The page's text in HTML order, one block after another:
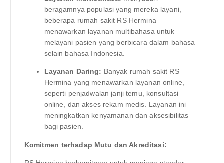
beragamnya populasi yang mereka layani,
beberapa rumah sakit RS Hermina
menawarkan layanan multibahasa untuk
melayani pasien yang berbicara dalam bahasa
selain bahasa Indonesia.
Layanan Daring: Banyak rumah sakit RS
Hermina yang menawarkan layanan online,
seperti penjadwalan janji temu, konsultasi
online, dan akses rekam medis. Layanan ini
meningkatkan kenyamanan dan aksesibilitas
bagi pasien.
Komitmen terhadap Mutu dan Akreditasi: